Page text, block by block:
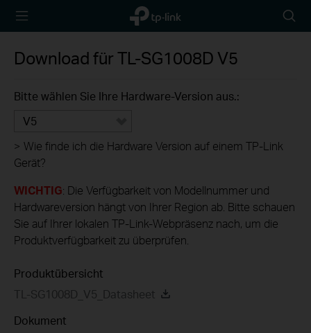
TP-Link,
Reliably
icon
Download fürTL-SG1008D V5
Bitte wählen Sie Ihre Hardware-Version aus.:
V5
> Wie finde ich die Hardware Version auf einem TP-Link
Gerät?
WICHTIG: Die Verfügbarkeit von Modellnummer und
Hardwareversion hängt von Ihrer Region ab. Bitte schauen
Sie auf Ihrer lokalen TP-Link-Webpräsenz nach, um die
Produktverfügbarkeit zu überprüfen.
Produktübersicht
TL-SG1008D_V5_Datasheet
Dokument